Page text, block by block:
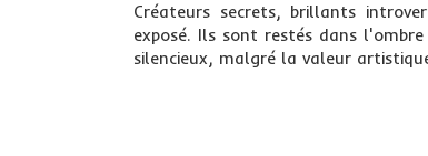
Créateurs secrets, brillants
exposé. Ils sont restés dans
silencieux, malgré la valeur